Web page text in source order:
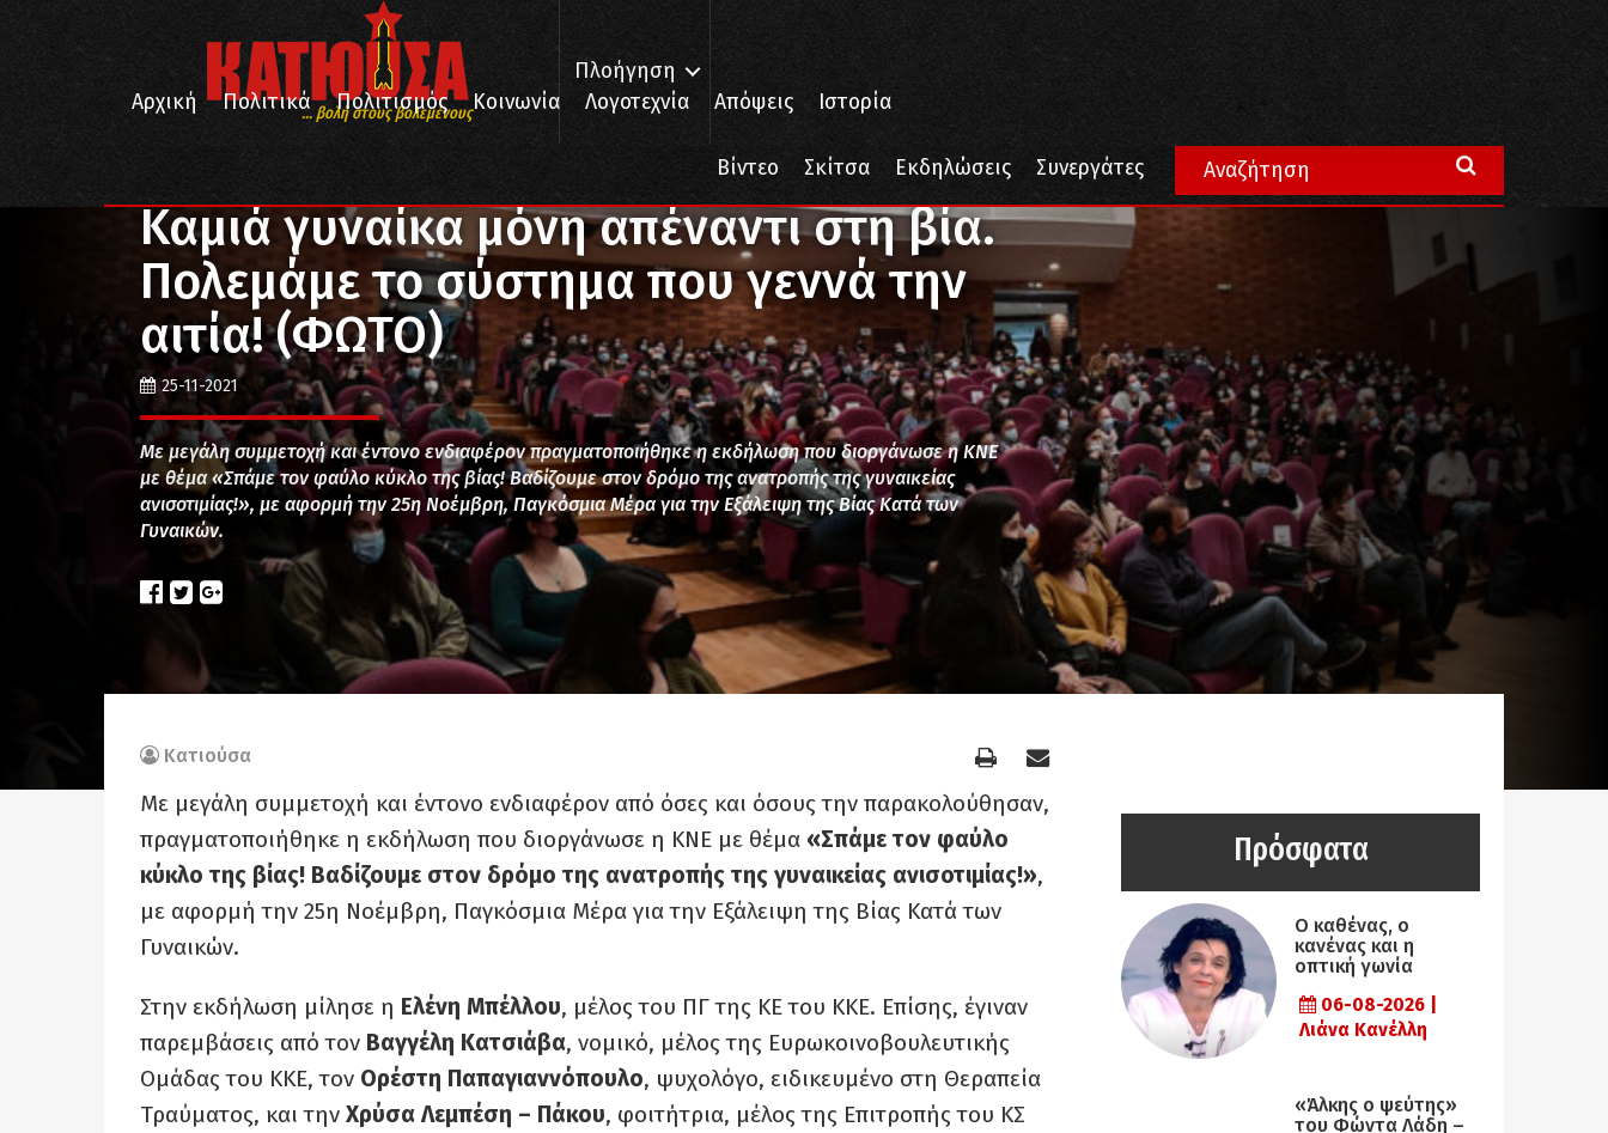
... βολή στους βολεμένους
Πλοήγηση
Αρχική
Πολιτικά Πολιτισμός Κοινωνία Λογοτεχνία Απόψεις Ιστορία
Βίντεο Σκίτσα Εκδηλώσεις Συνεργάτες
Κοινωνία Καμιά γυναίκα μόνη απέναντι στη βία. Πολεμάμε το σύστημα που γεννά την αιτία! (ΦΩΤΟ)
Καμιά γυναίκα μόνη απέναντι στη βία.
Πολεμάμε το σύστημα που γεννά την
αιτία! (ΦΩΤΟ)
25-11-2021
Με μεγάλη συμμετοχή και έντονο ενδιαφέρον πραγματοποιήθηκε η εκδήλωση που διοργάνωσε η ΚΝΕ
με θέμα «Σπάμε τον φαύλο κύκλο της βίας! Βαδίζουμε στον δρόμο της ανατροπής της γυναικείας
ανισοτιμίας!», με αφορμή την 25η Νοέμβρη, Παγκόσμια Μέρα για την Εξάλειψη της Βίας Κατά των
Γυναικών.
Κατιούσα
Με μεγάλη συμμετοχή και έντονο ενδιαφέρον από όσες και όσους την παρακολούθησαν,
πραγματοποιήθηκε η εκδήλωση που διοργάνωσε η ΚΝΕ με θέμα «Σπάμε τον φαύλο
κύκλο της βίας! Βαδίζουμε στον δρόμο της ανατροπής της γυναικείας ανισοτιμίας!»,
με αφορμή την 25η Νοέμβρη, Παγκόσμια Μέρα για την Εξάλειψη της Βίας Κατά των
Γυναικών.
Στην εκδήλωση μίλησε η Ελένη Μπέλλου, μέλος του ΠΓ της ΚΕ του ΚΚΕ. Επίσης, έγιναν
παρεμβάσεις από τον Βαγγέλη Κατσιάβα, νομικό, μέλος της Ευρωκοινοβουλευτικής
Ομάδας του ΚΚΕ, τον Ορέστη Παπαγιαννόπουλο, ψυχολόγο, ειδικευμένο στη Θεραπεία
Τραύματος, και την Χρύσα Λεμπέση – Πάκου, φοιτήτρια, μέλος της Επιτροπής του ΚΣ
Πρόσφατα
Ο καθένας, ο
κανένας και η
οπτική γωνία
06-08-2026 |
Λιάνα Κανέλλη
«Άλκης ο ψεύτης»
του Φώντα Λάδη –